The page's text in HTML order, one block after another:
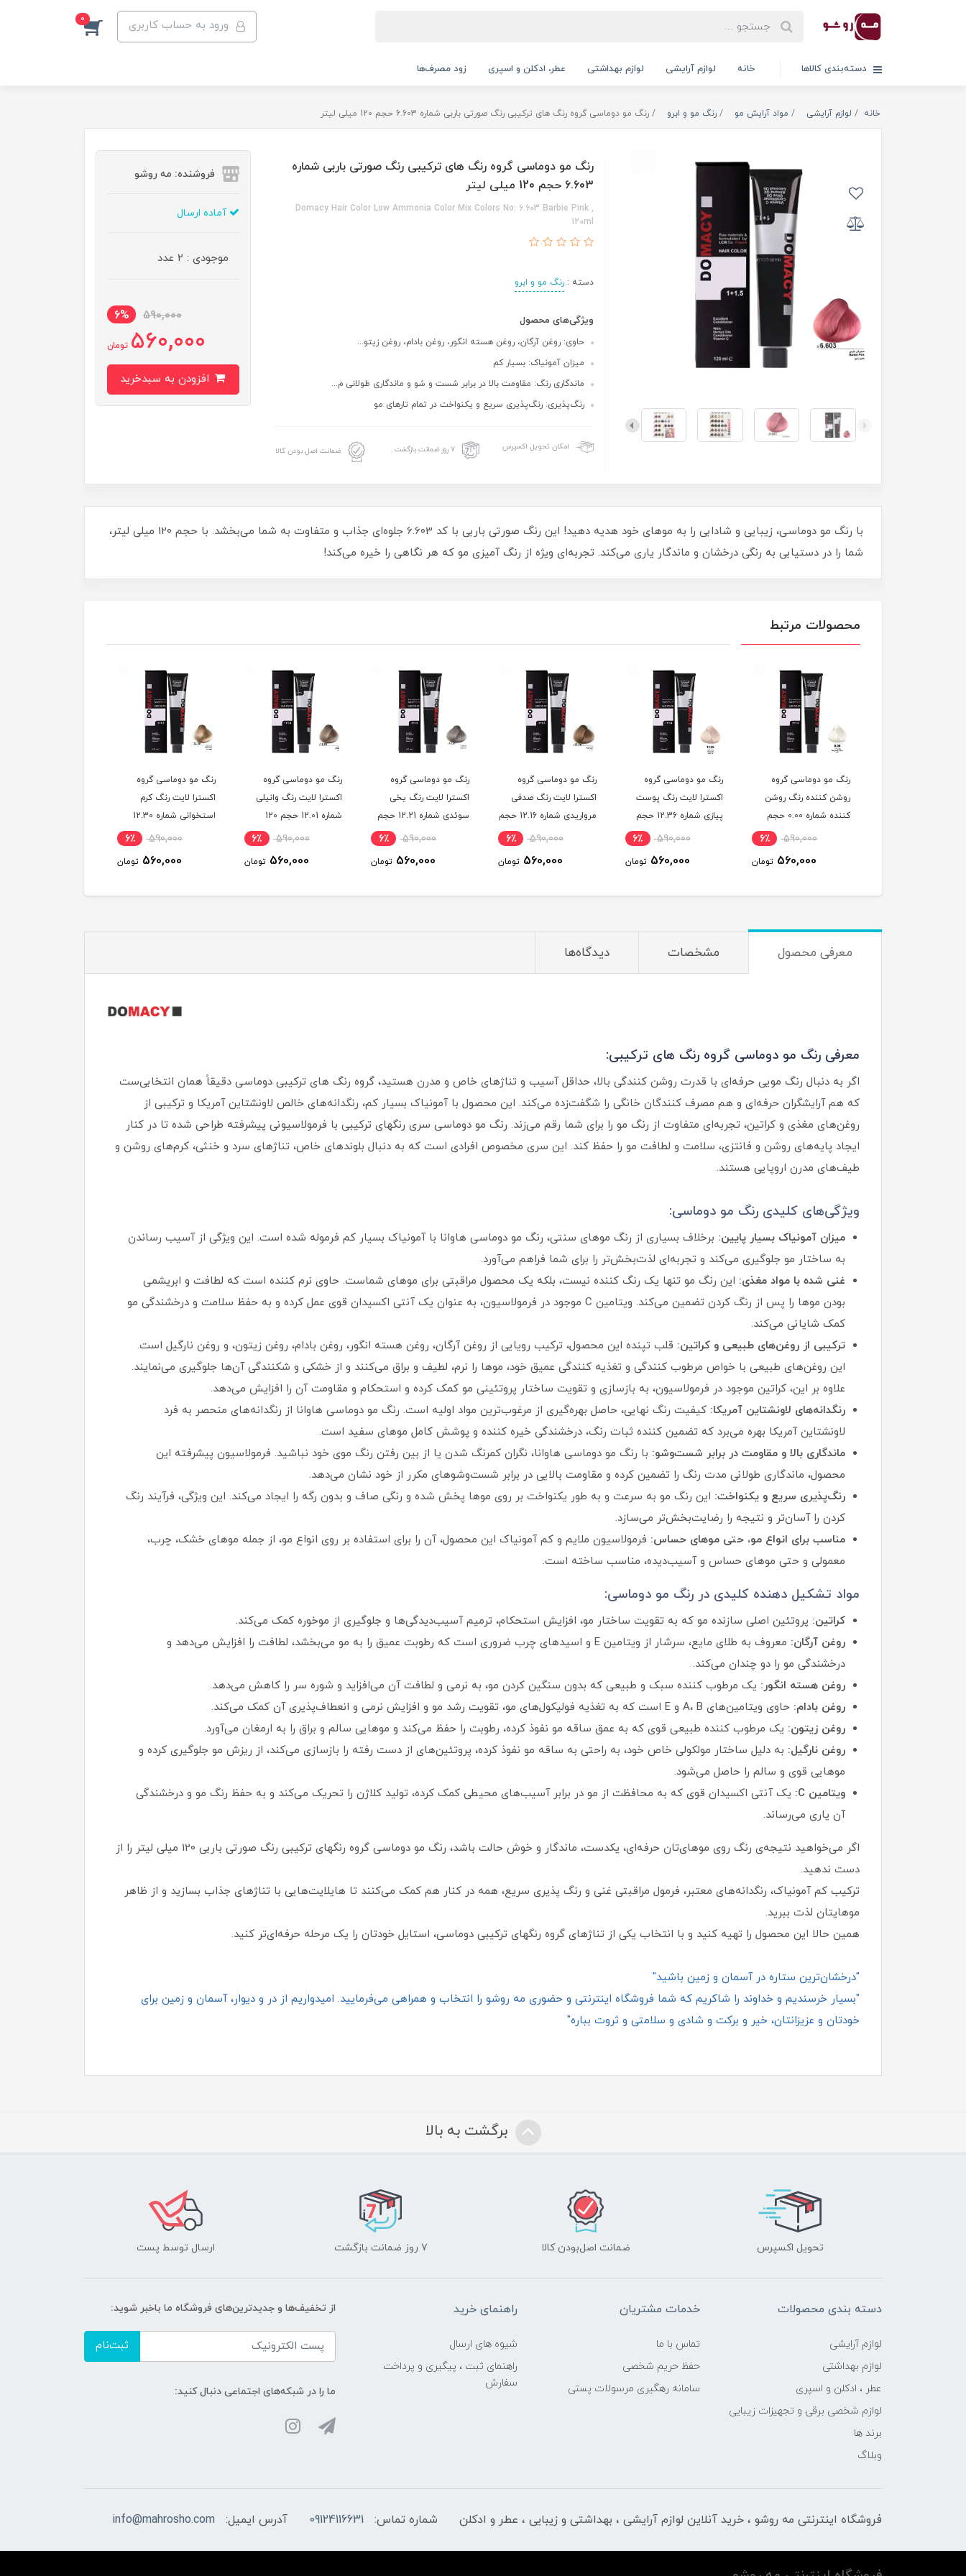
ورود به حساب کاربری 0
دسته‌بندی کالاها خانه لوازم آرایشی لوازم بهداشتی عطر، ادکلن و اسپری زود مصرف‌ها
خانه لوازم آرایشی مواد آرایش مو رنگ مو و ابرو رنگ مو دوماسی گروه رنگ های ترکیبی رنگ صورتی باربی شماره 6.603 حجم 120 میلی لیتر
رنگ مو دوماسی گروه رنگ های ترکیبی رنگ صورتی باربی شماره
6.603 حجم 120 میلی لیتر
Domacy Hair Color Low Ammonia Color Mix Colors No: 6.603 Barbie Pink ,
120ml
دسته :رنگ مو و ابرو
ویژگی‌های محصول
حاوی: روغن آرگان، روغن هسته انگور، روغن بادام، روغن زیتو...
میزان آمونیاک: بسیار کم
ماندگاری رنگ: مقاومت بالا در برابر شست و شو و ماندگاری طولانی‌ م...
رنگ‌پذیری: رنگ‌پذیری سریع و یکنواخت در تمام تارهای مو
امکان تحویل اکسپرس ۷ روز ضمانت بازگشت ضمانت اصل بودن کالا
فروشنده: مه رو‌شو
آماده ارسال
موجودی : 2 عدد
590,000
6%
560,000 تومان
با رنگ مو دوماسی، زیبایی و شادابی را به موهای خود هدیه دهید! این رنگ صورتی باربی با کد 6.603 جلوه‌ای جذاب و متفاوت به شما می‌بخشد. با حجم 120 میلی‌ لیتر،
شما را در دستیابی به رنگی درخشان و ماندگار یاری می‌کند. تجربه‌ای ویژه از رنگ‌ آمیزی مو که هر نگاهی را خیره می‌کند!
محصولات مرتبط
رنگ مو دوماسی گروه
روشن کننده رنگ روشن
کننده شماره 0.00 حجم
590,000 6٪
560,000 تومان
رنگ مو دوماسی گروه
اکسترا لایت رنگ پوست
پیازی شماره 12.36 حجم
590,000 6٪
560,000 تومان
رنگ مو دوماسی گروه
اکسترا لایت رنگ صدفی
مرواریدی شماره 12.16 حجم
590,000 6٪
560,000 تومان
رنگ مو دوماسی گروه
اکسترا لایت رنگ یخی
سوئدی شماره 12.21 حجم
590,000 6٪
560,000 تومان
رنگ مو دوماسی گروه
اکسترا لایت رنگ وانیلی
شماره 12.01 حجم 120
590,000 6٪
560,000 تومان
رنگ مو دوماسی گروه
اکسترا لایت رنگ کرم
استخوانی شماره 12.30
590,000 6٪
560,000 تومان
معرفی محصول مشخصات دیدگاه‌ها
معرفی رنگ مو دوماسی گروه رنگ های ترکیبی:
اگر به‌ دنبال رنگ مویی حرفه‌ای با قدرت روشن‌ کنندگی بالا، حداقل آسیب و تناژهای خاص و مدرن هستید، گروه رنگ های ترکیبی دوماسی دقیقاً همان انتخابی‌ست
که هم آرایشگران حرفه‌ای و هم مصرف‌ کنندگان خانگی را شگفت‌زده می‌کند. این محصول با آمونیاک بسیار کم، رنگدانه‌های خالص لاونشتاین آمریکا و ترکیبی از
روغن‌های مغذی و کراتین، تجربه‌ای متفاوت از رنگ مو را برای شما رقم می‌زند. رنگ مو دوماسی سری رنگهای ترکیبی با فرمولاسیونی پیشرفته طراحی شده تا در کنار
ایجاد پایه‌های روشن و فانتزی، سلامت و لطافت مو را حفظ کند. این سری مخصوص افرادی است که به دنبال بلوندهای خاص، تناژهای سرد و خنثی، کرم‌های روشن و
طیف‌های مدرن اروپایی هستند.
ویژگی‌های کلیدی رنگ مو دوماسی:
میزان آمونیاک بسیار پایین: برخلاف بسیاری از رنگ موهای سنتی، رنگ مو دوماسی هاوانا با آمونیاک بسیار کم فرموله شده است. این ویژگی از آسیب رساندن
به ساختار مو جلوگیری می‌کند و تجربه‌ای لذت‌بخش‌تر را برای شما فراهم می‌آورد.
غنی شده با مواد مغذی: این رنگ مو تنها یک رنگ‌ کننده نیست، بلکه یک محصول مراقبتی برای موهای شماست. حاوی نرم‌ کننده است که لطافت و ابریشمی
بودن موها را پس از رنگ کردن تضمین می‌کند. ویتامین C موجود در فرمولاسیون، به عنوان یک آنتی‌ اکسیدان قوی عمل کرده و به حفظ سلامت و درخشندگی مو
کمک شایانی می‌کند.
ترکیبی از روغن‌های طبیعی و کراتین: قلب تپنده این محصول، ترکیب رویایی از روغن آرگان، روغن هسته انگور، روغن بادام، روغن زیتون، و روغن نارگیل است.
این روغن‌های طبیعی با خواص مرطوب‌ کنندگی و تغذیه‌ کنندگی عمیق خود، موها را نرم، لطیف و براق می‌کنند و از خشکی و شکنندگی آن‌ها جلوگیری می‌نمایند.
علاوه بر این، کراتین موجود در فرمولاسیون، به بازسازی و تقویت ساختار پروتئینی مو کمک کرده و استحکام و مقاومت آن را افزایش می‌دهد.
رنگدانه‌های لاونشتاین آمریکا: کیفیت رنگ نهایی، حاصل بهره‌گیری از مرغوب‌ترین مواد اولیه است. رنگ مو دوماسی هاوانا از رنگدانه‌های منحصر به فرد
لاونشتاین آمریکا بهره می‌برد که تضمین‌ کننده ثبات رنگ، درخشندگی خیره‌ کننده و پوشش کامل موهای سفید است.
ماندگاری بالا و مقاومت در برابر شست‌وشو: با رنگ مو دوماسی هاوانا، نگران کمرنگ شدن یا از بین رفتن رنگ موی خود نباشید. فرمولاسیون پیشرفته این
محصول، ماندگاری طولانی‌ مدت رنگ را تضمین کرده و مقاومت بالایی در برابر شست‌وشوهای مکرر از خود نشان می‌دهد.
رنگ‌پذیری سریع و یکنواخت: این رنگ مو به سرعت و به طور یکنواخت بر روی موها پخش شده و رنگی صاف و بدون رگه را ایجاد می‌کند. این ویژگی، فرآیند رنگ
کردن را آسان‌تر و نتیجه را رضایت‌بخش‌تر می‌سازد.
مناسب برای انواع مو، حتی موهای حساس: فرمولاسیون ملایم و کم‌ آمونیاک این محصول، آن را برای استفاده بر روی انواع مو، از جمله موهای خشک، چرب،
معمولی و حتی موهای حساس و آسیب‌دیده، مناسب ساخته است.
مواد تشکیل دهنده کلیدی در رنگ مو دوماسی:
کراتین: پروتئین اصلی سازنده مو که به تقویت ساختار مو، افزایش استحکام، ترمیم آسیب‌دیدگی‌ها و جلوگیری از موخوره کمک می‌کند.
روغن آرگان:
معروف به طلای مایع، سرشار از ویتامین E و اسیدهای چرب ضروری است که رطوبت عمیق را به مو می‌بخشد، لطافت را افزایش می‌دهد و
درخشندگی مو را دو چندان می‌کند.
روغن هسته انگور: یک مرطوب‌ کننده سبک و طبیعی که بدون سنگین کردن مو، به نرمی و لطافت آن می‌افزاید و شوره سر را کاهش می‌دهد.
روغن بادام: حاوی ویتامین‌های A، B و E است که به تغذیه فولیکول‌های مو، تقویت رشد مو و افزایش نرمی و انعطاف‌پذیری آن کمک می‌کند.
روغن زیتون: یک مرطوب‌ کننده طبیعی قوی که به عمق ساقه مو نفوذ کرده، رطوبت را حفظ می‌کند و موهایی سالم و براق را به ارمغان می‌آورد.
روغن نارگیل: به دلیل ساختار مولکولی خاص خود، به راحتی به ساقه مو نفوذ کرده، پروتئین‌های از دست رفته را بازسازی می‌کند، از ریزش مو جلوگیری کرده و
موهایی قوی و سالم را حاصل می‌شود.
ویتامین C:
یک آنتی‌ اکسیدان قوی که به محافظت از مو در برابر آسیب‌های محیطی کمک کرده، تولید کلاژن را تحریک می‌کند و به حفظ رنگ مو و درخشندگی
آن یاری می‌رساند.
اگر می‌خواهید نتیجه‌ی رنگ روی موهای‌تان حرفه‌ای، یکدست، ماندگار و خوش‌ حالت باشد، رنگ مو دوماسی گروه رنگهای ترکیبی رنگ صورتی باربی 120 میلی لیتر را از
دست ندهید.
ترکیب کم‌ آمونیاک، رنگدانه‌های معتبر، فرمول مراقبتی غنی و رنگ‌ پذیری سریع، همه در کنار هم کمک می‌کنند تا هایلایت‌هایی با تناژهای جذاب بسازید و از ظاهر
موهایتان لذت ببرید.
همین حالا این محصول را تهیه کنید و با انتخاب یکی از تناژهای گروه رنگهای ترکیبی دوماسی، استایل خودتان را یک مرحله حرفه‌ای‌تر کنید.
"درخشان‌ترین ستاره در آسمان و زمین باشید"
"بسیار خرسندیم و خداوند را شاکریم که شما فروشگاه اینترنتی و حضوری مه روشو را انتخاب و همراهی می‌فرمایید. امیدواریم از در و دیوار، آسمان و زمین برای
خودتان و عزیزانتان، خیر و برکت و شادی و سلامتی و ثروت بباره"
برگشت به بالا
تحویل اکسپرس ضمانت اصل‌بودن کالا ۷ روز ضمانت بازگشت ارسال توسط پست
دسته بندی محصولات
لوازم آرایشی
لوازم بهداشتی
عطر ، ادکلن و اسپری
لوازم شخصی برقی و تجهیزات زیبایی
برند ها
وبلاگ
خدمات مشتریان
تماس با ما
حفظ حریم شخصی
سامانه رهگیری مرسولات پستی
راهنمای خرید
شیوه های ارسال
راهنمای ثبت ، پیگیری و پرداخت
سفارش
از تخفیف‌ها و جدیدترین‌های فروشگاه ما باخبر شوید:
ثبت‌نام
ما را در شبکه‌های اجتماعی دنبال کنید:
فروشگاه اینترنتی مه‌ رو‌شو ، خرید آنلاین لوازم آرایشی ، بهداشتی و زیبایی ، عطر و ادکلن شماره تماس: 09124116631 آدرس ایمیل: info@mahrosho.com